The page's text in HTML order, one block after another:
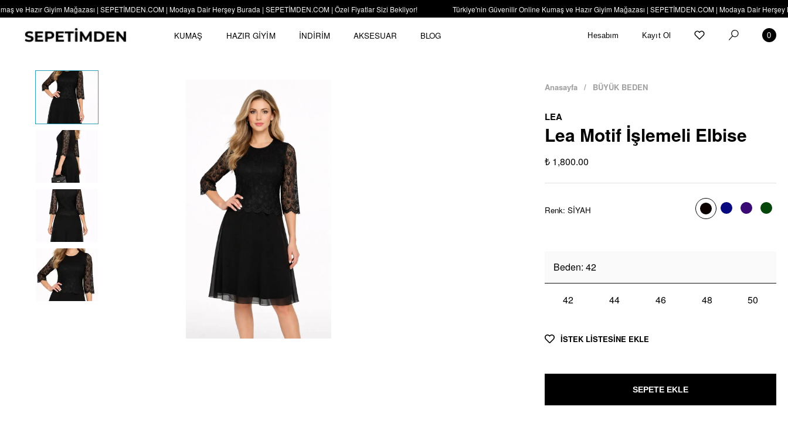
Hazır Giyim Mağazası | SEPETİMDEN.COM | Modaya Dair Herşey Burada | SEPETİMDEN.COM | Özel Fiyatlar Sizi Bekliyor! Türkiye'nin Güvenilir Online Kumaş ve Hazır Giyim Mağazası | SEPETİMDEN.COM | Modaya Dair Herşey
KUMAŞ HAZIR GİYİM İNDİRİM AKSESUAR BLOG Hesabım Kayıt Ol 0
Anasayfa / BÜYÜK BEDEN
LEA
Lea Motif İşlemeli Elbise
₺ 1,800.00
Renk:SİYAH
Beden:42
42 44 46 48 50
İSTEK LİSTESİNE EKLE
SEPETE EKLE